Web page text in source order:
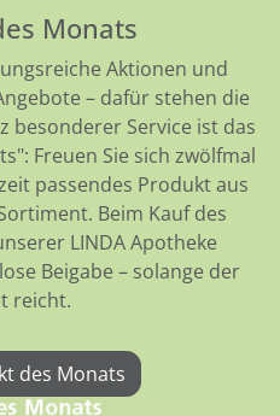
Monats
Aktionen und
– dafür stehen die
besonderer Service ist das
Freuen Sie sich zwölfmal
passendes Produkt aus
Beim Kauf des
LINDA Apotheke
Beigabe – solange der
reicht.
des Monats